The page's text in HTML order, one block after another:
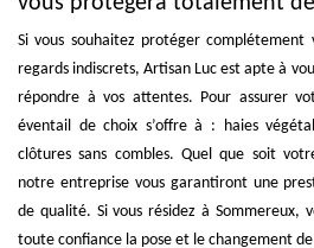
Si vous souhaitez protéger
regards indiscrets, Artisan Luc est apte à
répondre à vos attentes. Pour assurer
éventail de choix s’offre à : haies
clôtures sans combles. Quel que soit
notre entreprise vous garantiront une
de qualité. Si vous résidez à Sommereux,
toute confiance la pose et le changement